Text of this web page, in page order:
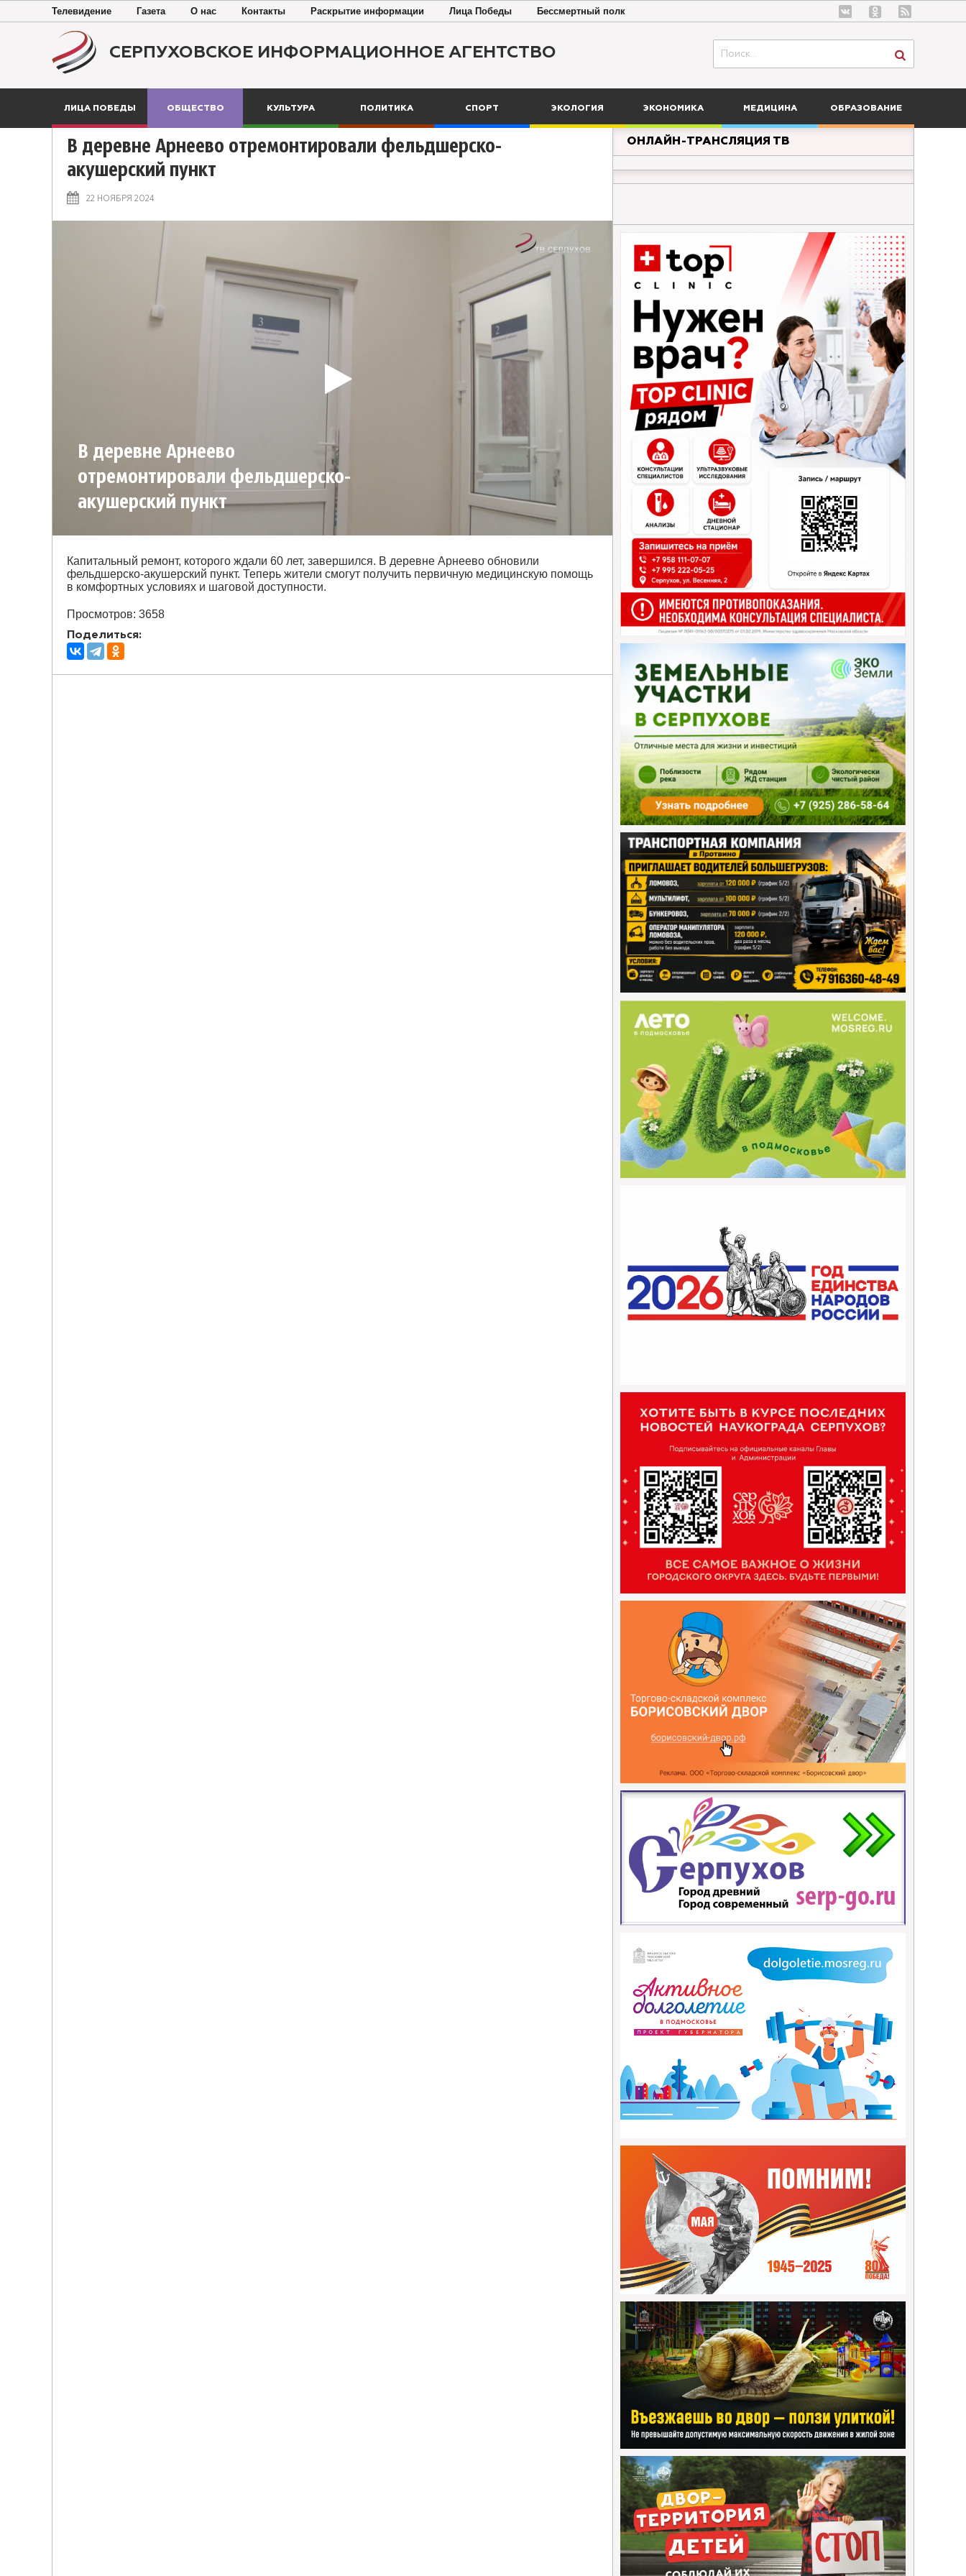
Телевидение Газета О нас Контакты Раскрытие информации Лица Победы Бессмертный полк
СЕРПУХОВСКОЕ ИНФОРМАЦИОННОЕ АГЕНТСТВО
ЛИЦА ПОБЕДЫ ОБЩЕСТВО КУЛЬТУРА ПОЛИТИКА СПОРТ ЭКОЛОГИЯ ЭКОНОМИКА МЕДИЦИНА ОБРАЗОВАНИЕ
В деревне Арнеево отремонтировали фельдшерско-
акушерский пункт
22 НОЯБРЯ 2024
В деревне Арнеево
отремонтировали фельдшерско-
акушерский пункт
Капитальный ремонт, которого ждали 60 лет, завершился. В деревне Арнеево обновили
фельдшерско-акушерский пункт. Теперь жители смогут получить первичную медицинскую помощь
в комфортных условиях и шаговой доступности.
Просмотров: 3658
Поделиться:
ОНЛАЙН-ТРАНСЛЯЦИЯ ТВ